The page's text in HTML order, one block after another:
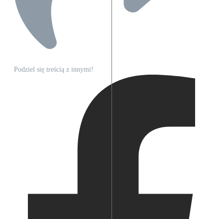
Podziel się treścią z innymi!